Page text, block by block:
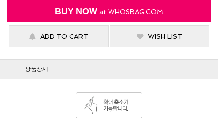
BUY NOW at WHOSBAG.COM
ADD TO CART WISH LIST
상품상세